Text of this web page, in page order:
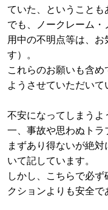
ていた、ということ
でも、ノークレーム
用中の不明点等は、
す）。
これらのお願いも含
ようさせていただいて
不安になってしまう
一、事故や思わぬトラ
まずあり得ないが絶
いて記しています。
しかし、こちらで必
クションよりも安全で